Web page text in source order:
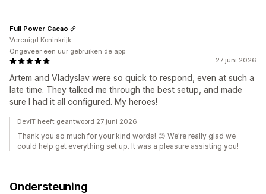
27 juni 2026
Artem and Vladyslav were so quick to respond, even at such a
late time. They talked me through the best setup, and made
sure I had it all configured. My heroes!
Full Power Cacao
Verenigd Koninkrijk
Ongeveer een uur gebruiken de app
DevIT heeft geantwoord 27 juni 2026
Thank you so much for your kind words! 😊 We're really glad we
could help get everything set up. It was a pleasure assisting you!
Ondersteuning